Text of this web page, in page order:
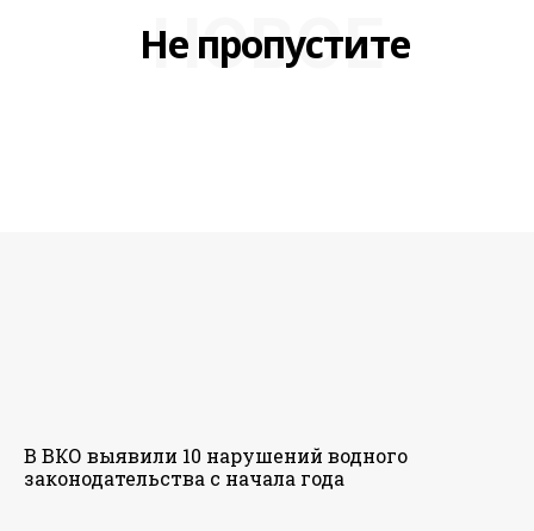
Не пропустите
НОВОЕ
В ВКО выявили 10 нарушений водного
законодательства с начала года